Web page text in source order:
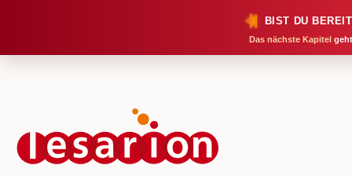
BIST DU
Das nächste Kapitel